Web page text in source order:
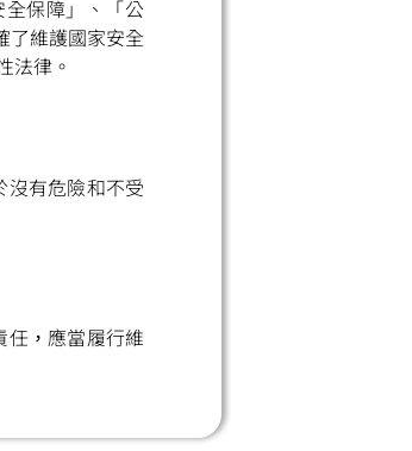
保障」、「公
了維護國家安全
法律。
有危險和不受
，應當履行維